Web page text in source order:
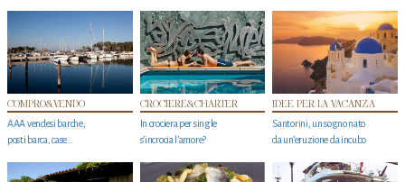
COMPRO&VENDO
AAA vendesi barche,
posti barca, case…
CROCIERE&CHARTER
In crociera per single
s'incrocia l’amore?
IDEE PER LA VACANZA
Santorini, un sogno nato
da un’eruzione da incubo